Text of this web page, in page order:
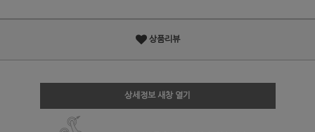
상품리뷰
상세정보 새창 열기